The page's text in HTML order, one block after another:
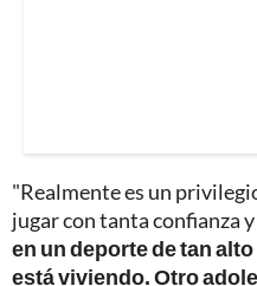
"Realmente es un
jugar con tanta confianza
en un deporte de tan
está viviendo. Otro